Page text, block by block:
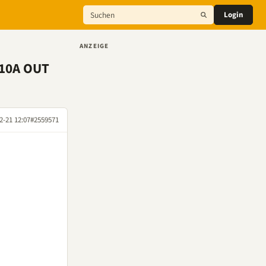
Login
OUT
21 12:07#2559571
ANZEIGE